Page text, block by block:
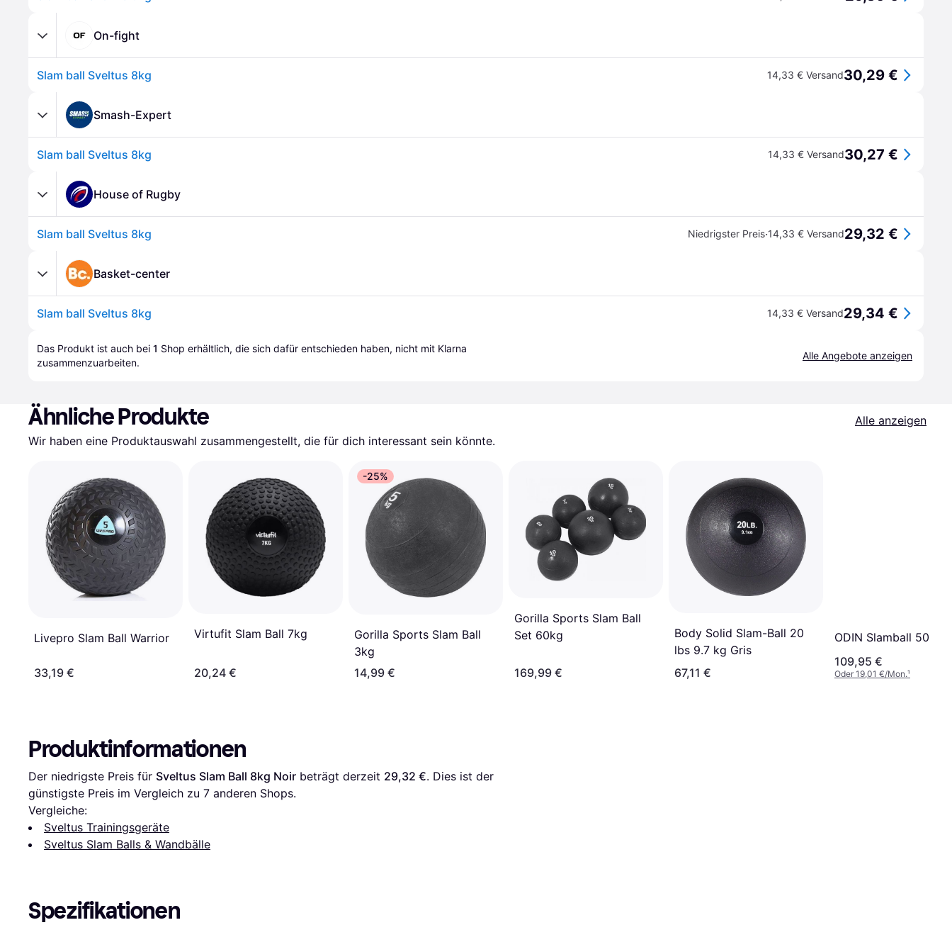
On-fight
Slam ball Sveltus 8kg 14,33 € Versand30,29 €
Smash-Expert
Slam ball Sveltus 8kg 14,33 € Versand30,27 €
House of Rugby
Slam ball Sveltus 8kg Niedrigster Preis·14,33 € Versand29,32 €
Basket-center
Slam ball Sveltus 8kg 14,33 € Versand29,34 €
Das Produkt ist auch bei 1 Shop erhältlich, die sich dafür entschieden haben, nicht mit Klarna
zusammenzuarbeiten.
Alle Angebote anzeigen
Ähnliche Produkte
Alle anzeigen
Wir haben eine Produktauswahl zusammengestellt, die für dich interessant sein könnte.
Livepro Slam Ball Warrior
33,19 €
Virtufit Slam Ball 7kg
20,24 €
-25%
Gorilla Sports Slam Ball
3kg
14,99 €
Gorilla Sports Slam Ball
Set 60kg
169,99 €
Body Solid Slam-Ball 20
lbs 9.7 kg Gris
67,11 €
ODIN Slamball 50kg
109,95 €
Oder 19,01 €/Mon.¹
Produktinformationen
Der niedrigste Preis für Sveltus Slam Ball 8kg Noir beträgt derzeit 29,32 €. Dies ist der
günstigste Preis im Vergleich zu 7 anderen Shops.
Vergleiche:
Sveltus Trainingsgeräte
Sveltus Slam Balls & Wandbälle
Spezifikationen